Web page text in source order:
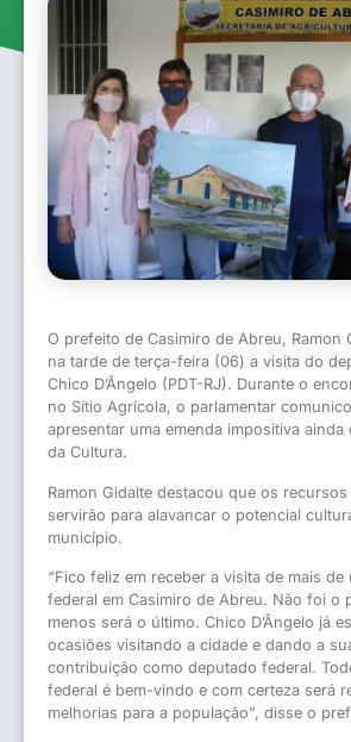
O prefeito de Casimiro de Abreu, Ramon
na tarde de terça-feira (06) a visita do
Chico D’Ângelo (PDT-RJ). Durante o
no Sítio Agrícola, o parlamentar
apresentar uma emenda impositiva ainda
da Cultura.
Ramon Gidalte destacou que os recursos
servirão para alavancar o potencial
município.
“Fico feliz em receber a visita de mais de
federal em Casimiro de Abreu. Não foi o
menos será o último. Chico D’Ângelo já
ocasiões visitando a cidade e dando a
contribuição como deputado federal.
federal é bem-vindo e com certeza será
melhorias para a população”, disse o